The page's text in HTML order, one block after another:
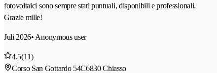
fotovoltaici sono sempre stati puntuali, disponibili e professionali.
Grazie mille!
Juli 2026• Anonymous user
4.5(11)
Corso San Gottardo 54C6830 Chiasso